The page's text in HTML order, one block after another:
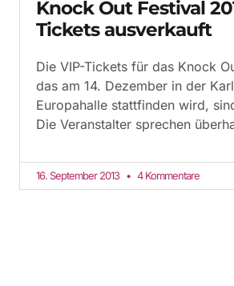
Knock Out Festival
Tickets ausverkauft
Die VIP-Tickets für das Knock
das am 14. Dezember in der
Europahalle stattfinden wird,
Die Veranstalter sprechen
16. September 2013 4 Kommentare